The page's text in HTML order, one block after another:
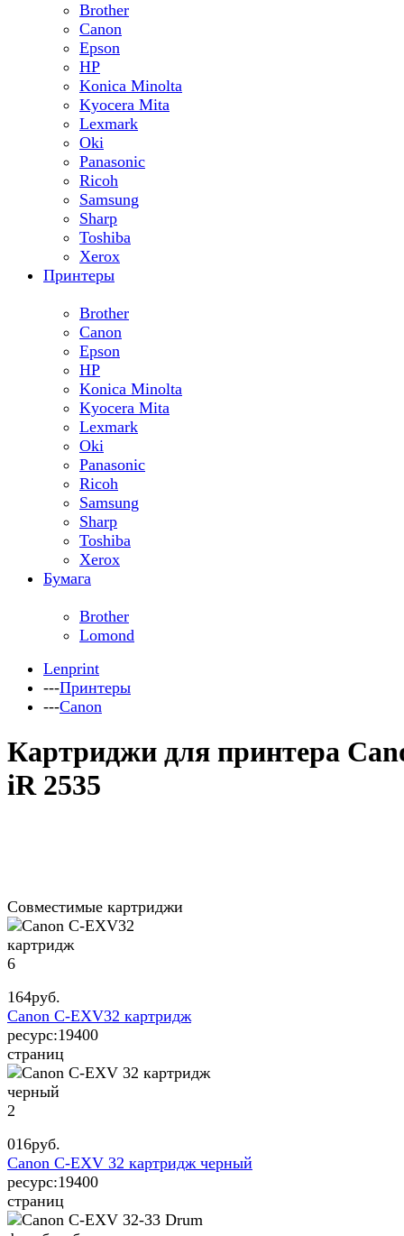
Brother
Canon
Epson
HP
Konica Minolta
Kyocera Mita
Lexmark
Oki
Panasonic
Ricoh
Samsung
Sharp
Toshiba
Xerox
Принтеры
Brother
Canon
Epson
HP
Konica Minolta
Kyocera Mita
Lexmark
Oki
Panasonic
Ricoh
Samsung
Sharp
Toshiba
Xerox
Бумага
Brother
Lomond
Lenprint
---Принтеры
---Canon
Картриджи для принтера
iR 2535
Совместимые картриджи
6
164руб.
Canon C-EXV32 картридж
ресурс:19400
страниц
2
016руб.
Canon C-EXV 32 картридж черный
ресурс:19400
страниц